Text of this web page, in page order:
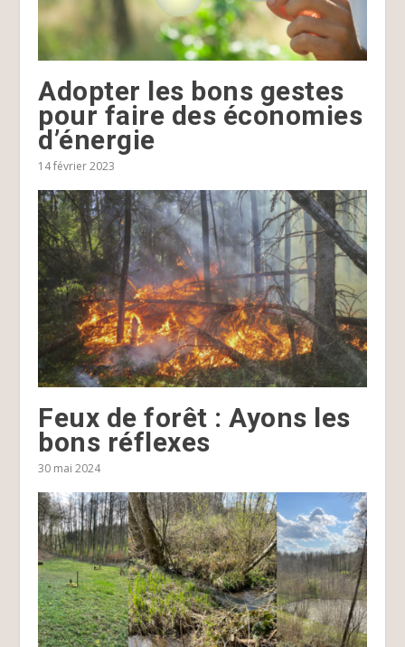
Adopter les bons gestes
pour faire des économies
d’énergie
14 février 2023
Feux de forêt : Ayons les
bons réflexes
30 mai 2024